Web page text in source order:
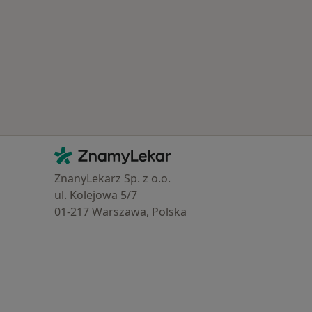
Kontakt
ZnamyLekar - Hlavní stránka
ZnanyLekarz Sp. z o.o.
ul. Kolejowa 5/7
01-217 Warszawa, Polska